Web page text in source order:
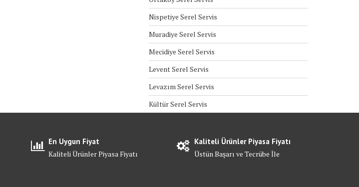
Nispetiye Serel Servis
Muradiye Serel Servis
Mecidiye Serel Servis
Levent Serel Servis
Levazım Serel Servis
Kültür Serel Servis
En Uygun Fiyat
Kaliteli Ürünler Piyasa Fiyatı
Kaliteli Ürünler Piyasa Fiyatı
Üstün Başarı ve Tecrübe İle